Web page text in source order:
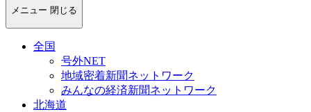
メニュー 閉じる
全国
号外NET
地域密着新聞ネットワーク
みんなの経済新聞ネットワーク
北海道